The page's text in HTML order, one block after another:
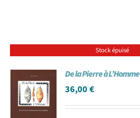
Stock épuisé
De la Pierre à L’Homme
36,00€